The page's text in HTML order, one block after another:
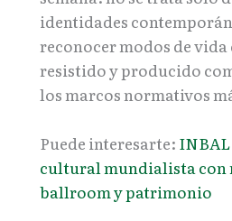
identidades
reconocer modos de
resistido y producido
los marcos normativos
Puede interesarte:
cultural mundialista con
ballroom y patrimonio